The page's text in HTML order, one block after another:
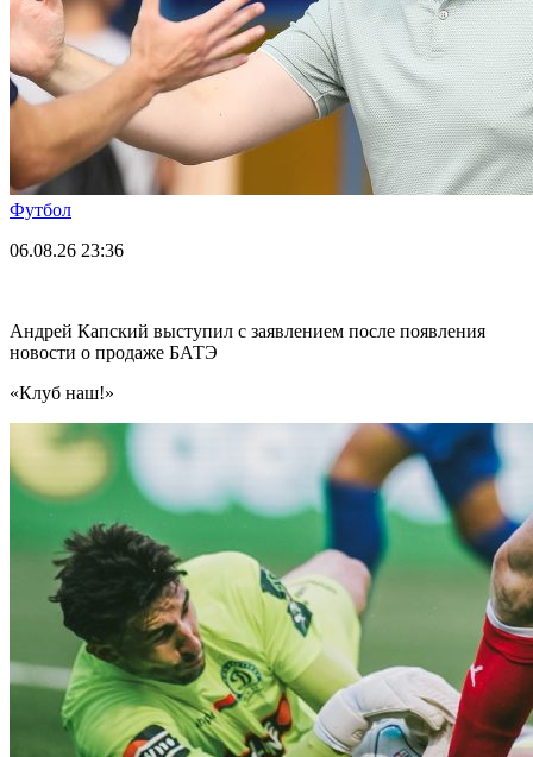
Футбол
06.08.26 23:36
Андрей Капский выступил с заявлением после появления
новости о продаже БАТЭ
«Клуб наш!»